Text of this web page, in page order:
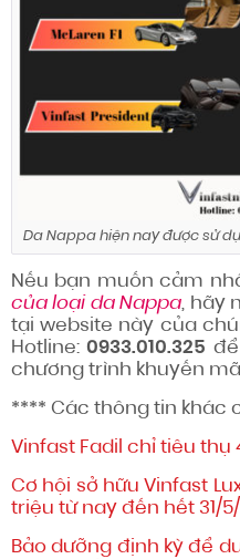
Da Nappa hiện nay được sử
Nếu bạn muốn cảm
của loại da Nappa, hãy
tại website này của
Hotline:0933.010.325
chương trình khuyến
**** Các thông tin khác
Vinfast Fadil chỉ tiêu thụ
Cơ hội sở hữu Vinfast
triệu từ nay đến hết 31/5/
Bảo dưỡng định kỳ để